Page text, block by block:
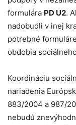
formulára PD U2.
nadobudli v inej
potrebné
obdobia
Koordináciu
nariadenia
883/2004 a 987/
nebudú